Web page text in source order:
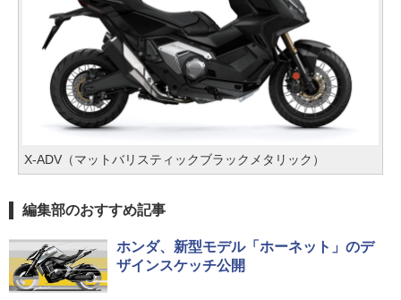
X-ADV（マットバリスティックブラックメタリック）
編集部のおすすめ記事
ホンダ、新型モデル「ホーネット」のデ
ザインスケッチ公開